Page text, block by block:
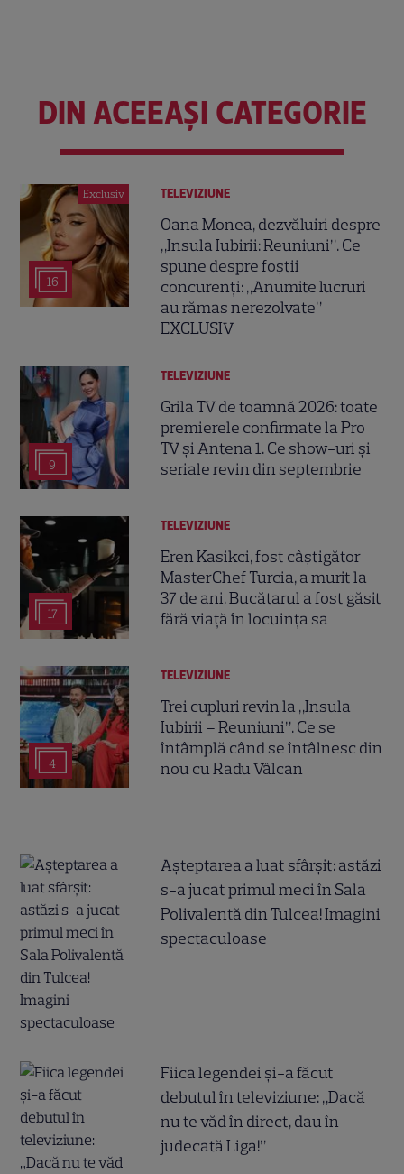
DIN ACEEAȘI CATEGORIE
Exclusiv
16
TELEVIZIUNE
Oana Monea, dezvăluiri despre
„Insula Iubirii: Reuniuni”. Ce
spune despre foștii
concurenți: „Anumite lucruri
au rămas nerezolvate”
EXCLUSIV
9
TELEVIZIUNE
Grila TV de toamnă 2026: toate
premierele confirmate la Pro
TV și Antena 1. Ce show-uri și
seriale revin din septembrie
17
TELEVIZIUNE
Eren Kasikci, fost câștigător
MasterChef Turcia, a murit la
37 de ani. Bucătarul a fost găsit
fără viață în locuința sa
4
TELEVIZIUNE
Trei cupluri revin la „Insula
Iubirii – Reuniuni”. Ce se
întâmplă când se întâlnesc din
nou cu Radu Vâlcan
Așteptarea a luat sfârșit: astăzi
s-a jucat primul meci în Sala
Polivalentă din Tulcea! Imagini
spectaculoase
Fiica legendei și-a făcut
debutul în televiziune: „Dacă
nu te văd în direct, dau în
judecată Liga!”